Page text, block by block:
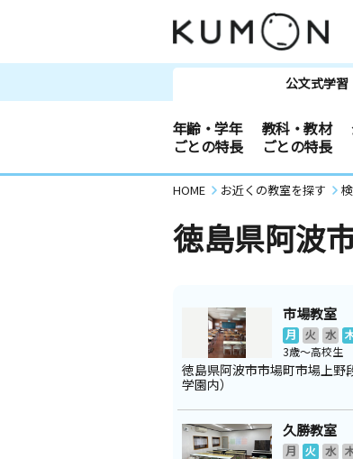
公文式学習
年齢・学年
ごとの特長
教科・教材
ごとの特長
HOME お近くの教室を探す
徳島県阿波
市場教室
月 火 水
3歳～高校生
徳島県阿波市市場町市場上野
学園内）
久勝教室
月 火 水